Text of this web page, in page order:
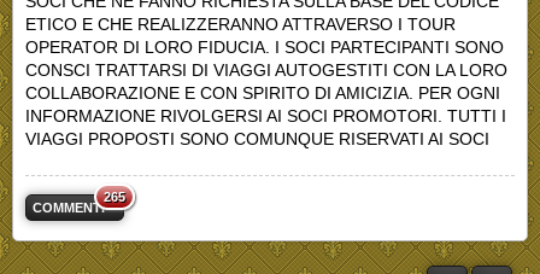
ETICO E CHE REALIZZERANNO ATTRAVERSO I TOUR
OPERATOR DI LORO FIDUCIA. I SOCI PARTECIPANTI SONO
CONSCI TRATTARSI DI VIAGGI AUTOGESTITI CON LA LORO
COLLABORAZIONE E CON SPIRITO DI AMICIZIA. PER OGNI
INFORMAZIONE RIVOLGERSI AI SOCI PROMOTORI. TUTTI I
VIAGGI PROPOSTI SONO COMUNQUE RISERVATI AI SOCI
COMMENTI
265